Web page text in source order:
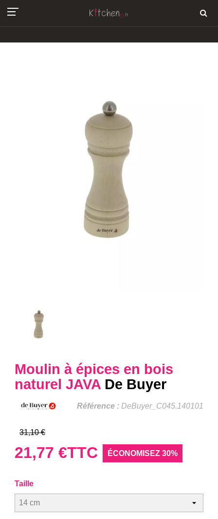
Moulin à épices en bois
naturel JAVA De Buyer
Référence : DeBuyer_C045.140101
31,10 €
21,77 €TTC ÉCONOMISEZ 30%
Taille